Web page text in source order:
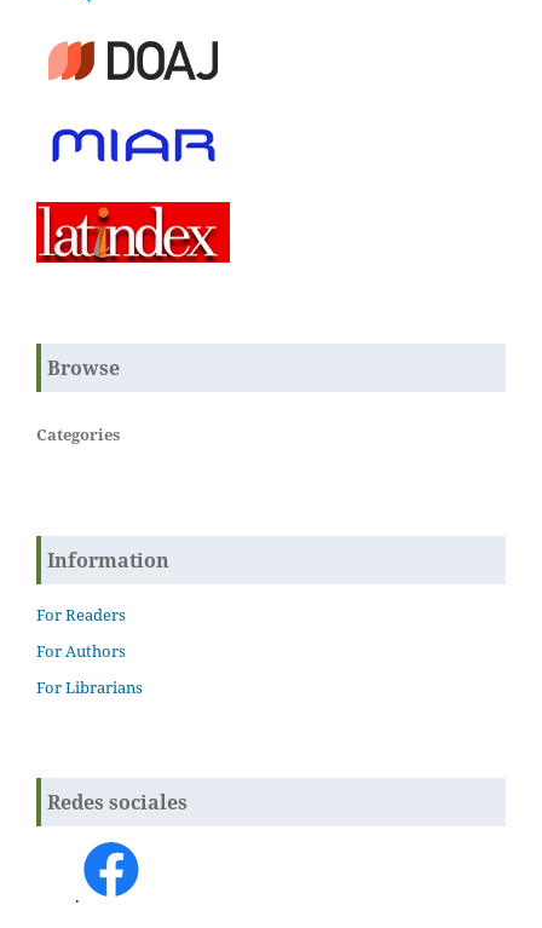
Browse
Categories
Information
For Readers
For Authors
For Librarians
Redes sociales
.